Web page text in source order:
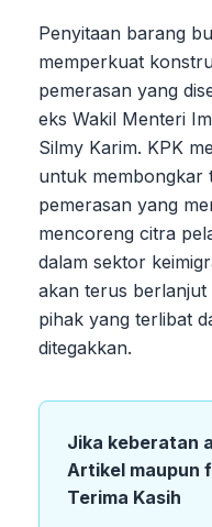
Penyitaan barang
memperkuat
pemerasan yang
eks Wakil Menteri
Silmy Karim. KPK
untuk membongkar
pemerasan yang
mencoreng citra
dalam sektor
akan terus
pihak yang terlibat
ditegakkan.
Jika keberatan
Artikel maupun
Terima Kasih